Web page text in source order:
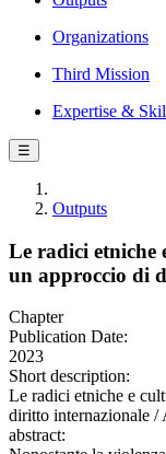
Organizations
Third Mission
Expertise &
☰
Outputs
Le radici etniche
un approccio di
Chapter
Publication Date:
2023
Short description:
Le radici etniche e
diritto internazionale
abstract: